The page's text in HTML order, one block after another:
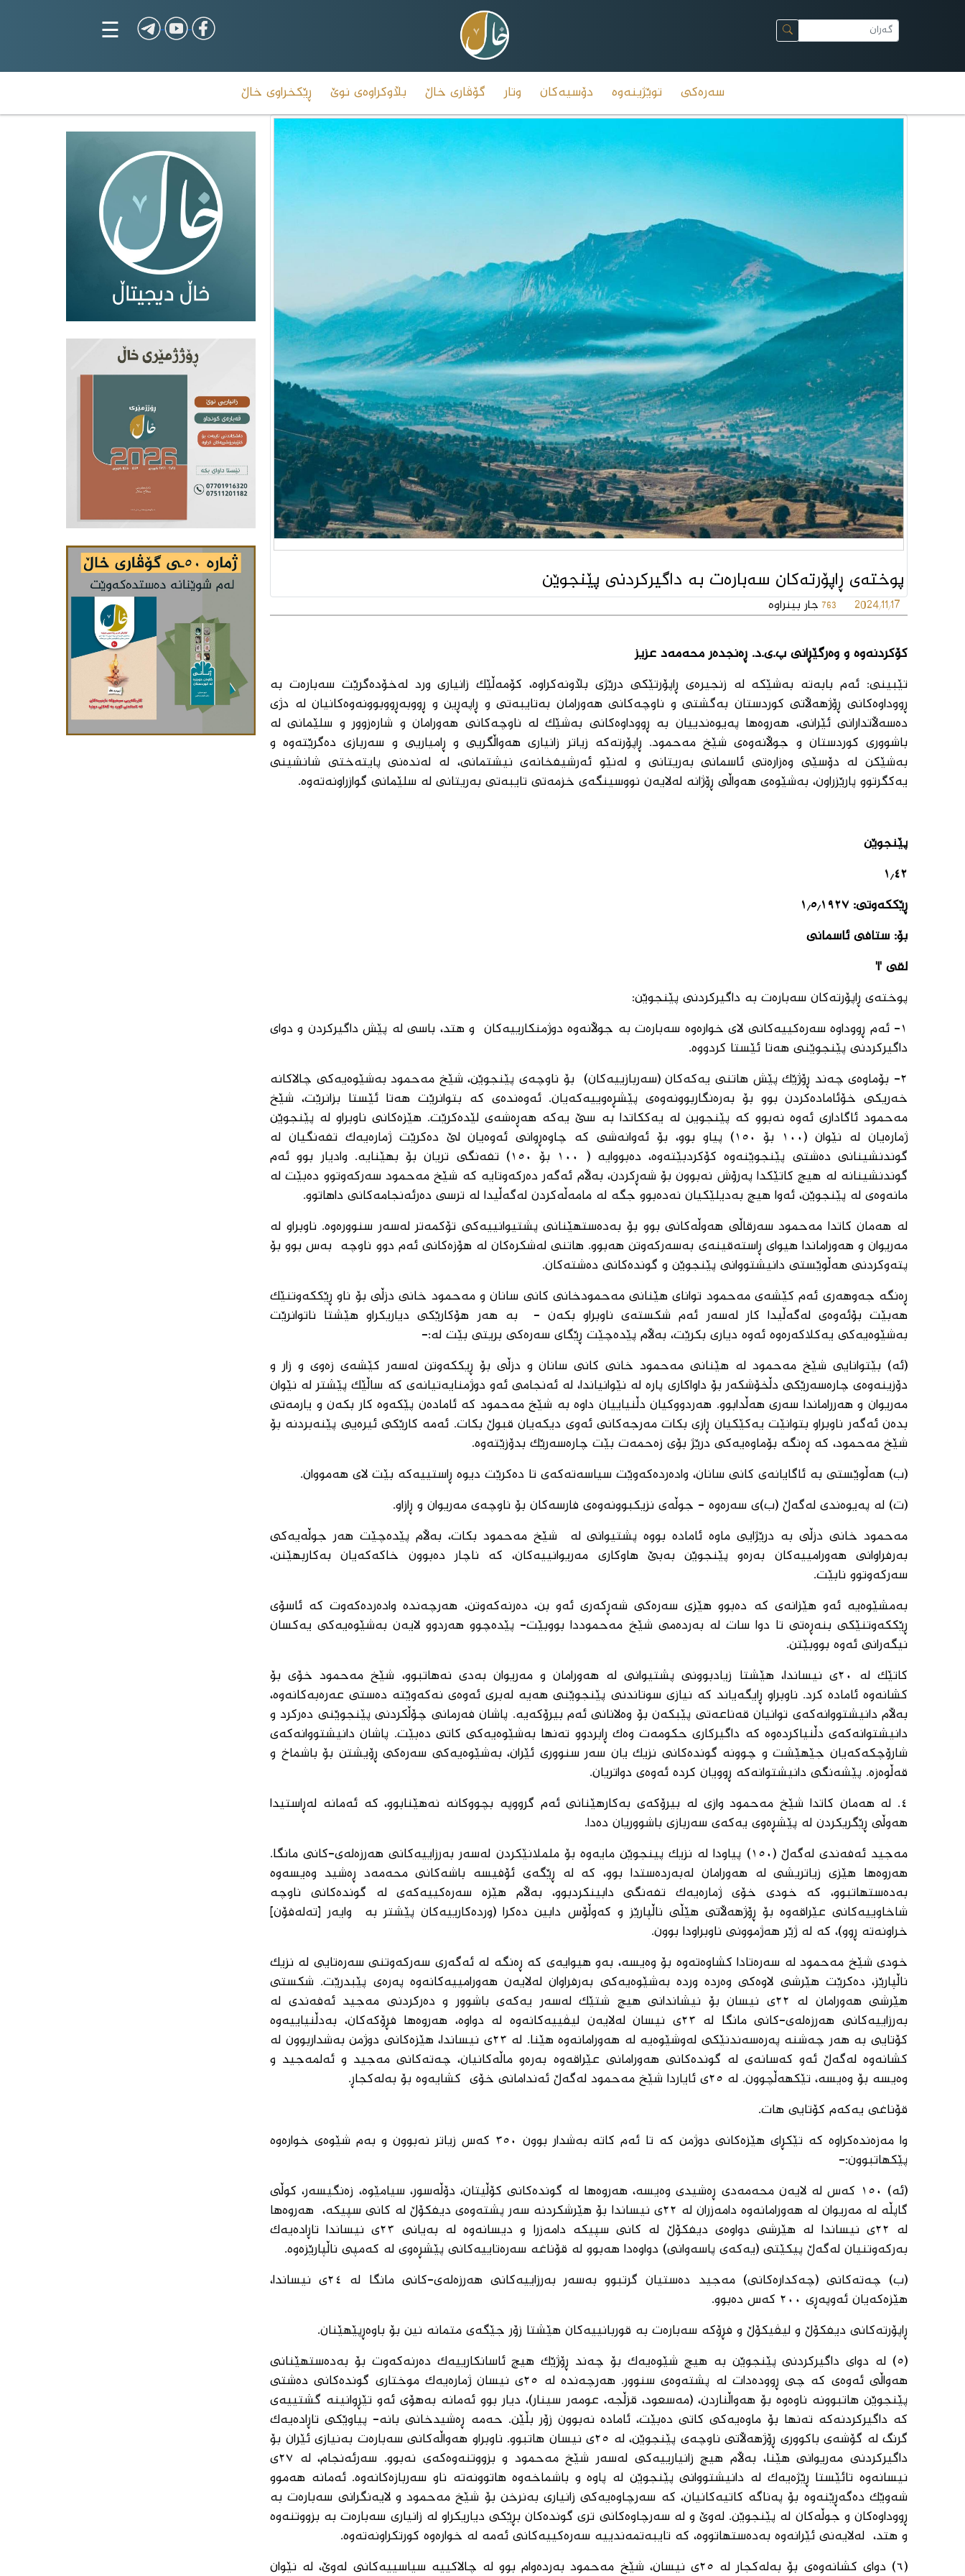
☰
سەرەکی توێژینەوە دۆسیەکان وتار گۆڤاری خاڵ بڵاوکراوەی نوێ ڕێکخراوی خاڵ
پوختەی ڕاپۆرتەکان سەبارەت بە داگیرکردنی پێنجوێن
2024/11/17
763جار بینراوە
کۆکردنەوە و وەرگێڕانی پ.ی.د. ڕەنجدەر محەمەد عزیز
تێبینی: ئەم بابەتە بەشێکە لە زنجیرەی ڕاپۆرتێکی درێژی بڵاونەکراوە، کۆمەڵێک زانیاری ورد لەخۆدەگرێت سەبارەت بە
ڕووداوەکانی ڕۆژهەڵاتی کوردستان بەگشتی و ناوچەکانی هەورامان بەتایبەتی و ڕاپەڕین و ڕووبەڕووبوونەوەکانیان لە دژی
دەسەڵاتدارانی ئێرانی، هەروەها پەیوەندییان بە ڕووداوەکانی بەشێک لە ناوچەکانی هەورامان و شارەزوور و سلێمانی لە
باشووری کوردستان و جوڵانەوەی شێخ مەحمود. ڕاپۆرتەکە زیاتر زانیاری هەواڵگریی و ڕامیاریی و سەربازی دەگرێتەوە و
بەشێکن لە دۆسێی وەزارەتی ئاسمانی بەریتانی و لەنێو ئەرشیفخانەی نیشتمانی، لە لەندەنی پایتەختی شانشینی
یەکگرتوو پارێزراون، بەشێوەی هەواڵی ڕۆژانە لەلایەن نووسینگەی خزمەتی تایبەتی بەریتانی لە سلێمانی گوازراونەتەوە.
پێنجوێن
١/٤٢
ڕێککەوتی: ١/٥/١٩٢٧
بۆ: ستافی ئاسمانی
لقی 'ا'
پوختەی ڕاپۆرتەکان سەبارەت بە داگیرکردنی پێنجوێن:
١- ئەم ڕووداوە سەرەکییەکانی لای خوارەوە سەبارەت بە جوڵانەوە دوژمنکارییەکان و هتد، باسی لە پێش داگیرکردن و دوای
داگیرکردنی پێنجوێنی هەتا ئێستا کردووە.
٢- بۆماوەی چەند ڕۆژێک پێش هاتنی یەکەکان (سەربازییەکان) بۆ ناوچەی پێنجوێن، شێخ مەحمود بەشێوەیەکی چالاکانە
خەریکی خۆئامادەکردن بوو بۆ بەرەنگاربوونەوەی پێشڕەوییەکەیان. ئەوەندەی کە بتوانرێت هەتا ئێستا بزانرێت، شێخ
مەحمود ئاگاداری ئەوە نەبوو کە پێنجوین لە یەککاتدا بە سێ یەکە هەڕەشەی لێدەکرێت. هێزەکانی ناوبراو لە پێنجوێن
ژمارەیان لە نێوان (١٠٠ بۆ ١٥٠) پیاو بوو، بۆ ئەوانەشی کە چاوەڕوانی ئەوەیان لێ دەکرێت ژمارەیەک تفەنگیان لە
گوندنشینانی دەشتی پێنجوێنەوە کۆکردبێتەوە، دەبووایە ( ١٠٠ بۆ ١٥٠) تفەنگی تریان بۆ بهێنایە. وادیار بوو ئەم
گوندنشینانە لە هیچ کاتێکدا پەرۆش نەبوون بۆ شەڕکردن، بەڵام ئەگەر دەرکەوتایە کە شێخ مەحمود سەرکەوتوو دەبێت لە
مانەوەی لە پێنجوێن، ئەوا هیچ بەدیلێکیان نەدەبوو جگە لە مامەڵەکردن لەگەڵیدا لە ترسی دەرئەنجامەکانی داهاتوو.
لە هەمان کاتدا مەحمود سەرقاڵی هەوڵەکانی بوو بۆ بەدەستهێنانی پشتیوانییەکی تۆکمەتر لەسەر سنوورەوە. ناوبراو لە
مەریوان و هەوراماندا هیوای ڕاستەقینەی بەسەرکەوتن هەبوو. هاتنی لەشکرەکان لە هۆزەکانی ئەم دوو ناوچە بەس بوو بۆ
پتەوکردنی هەڵوێستی دانیشتووانی پێنجوێن و گوندەکانی دەشتەکان.
ڕەنگە جەوهەری ئەم کێشەی مەحمود توانای هێنانی مەحمودخانی کانی سانان و مەحمود خانی دزڵی بۆ ناو ڕێککەوتنێک
هەبێت بۆئەوەی لەگەڵیدا کار لەسەر ئەم شکستەی ناوبراو بکەن - بە هەر هۆکارێکی دیاریکراو هێشتا ناتوانرێت
بەشێوەیەکی یەکلاکەرەوە ئەوە دیاری بکرێت، بەڵام پێدەچێت ڕێگای سەرەکی بریتی بێت لە:-
(ئە) بێتوانایی شێخ مەحمود لە هێنانی مەحمود خانی کانی سانان و دزڵی بۆ ڕیککەوتن لەسەر کێشەی زەوی و زار و
دۆزینەوەی چارەسەرێکی دڵخۆشکەر بۆ داواکاری پارە لە نێوانیاندا، لە ئەنجامی ئەو دوژمنایەتیانەی کە ساڵێک پێشتر لە نێوان
مەریوان و هەرراماندا سەری هەڵدابوو. هەردووکیان دڵنیاییان داوە بە شێخ مەحمود کە ئامادەن پێکەوە کار بکەن و یارمەتی
بدەن ئەگەر ناوبراو بتوانێت یەکێکیان ڕازی بکات مەرجەکانی ئەوی دیکەیان قبوڵ بکات. ئەمە کارێکی ئیرەیی پێنەبردنە بۆ
شێخ مەحمود، کە ڕەنگە بۆماوەیەکی درێژ بۆی زەحمەت بێت چارەسەرێک بدۆزێتەوە.
(ب) هەڵوێستی بە ئاگایانەی کانی سانان، وادەردەکەوێت سیاسەتەکەی تا دەکرێت دیوە ڕاستییەکە بێت لای هەمووان.
(ت) لە پەیوەندی لەگەڵ (ب)ی سەرەوە - جوڵەی نزیکبوونەوەی فارسەکان بۆ ناوچەی مەریوان و ڕازاو.
مەحمود خانی دزڵی بە درێژایی ماوە ئامادە بووە پشتیوانی لە شێخ مەحمود بکات، بەڵام پێدەچێت هەر جوڵەیەکی
بەرفراوانی هەورامییەکان بەرەو پێنجوێن بەبێ هاوکاری مەریوانییەکان، کە ناچار دەبوون خاکەکەیان بەکاربهێنن،
سەرکەوتوو نابێت.
بەمشێوەیە ئەو هێزانەی کە دەبوو هێزی سەرەکی شەڕکەری ئەو بن، دەرنەکەوتن، هەرچەندە وادەردەکەوت کە ئاسۆی
ڕێککەوتنێکی بنەڕەتی تا دوا سات لە بەردەمی شێخ مەحموددا بووبێت- پێدەچوو هەردوو لایەن بەشێوەیەکی یەکسان
نیگەرانی ئەوە بووبێتن.
کاتێک لە ٢٠ی نیساندا، هێشتا زیادبوونی پشتیوانی لە هەورامان و مەریوان بەدی نەهاتبوو، شێخ مەحمود خۆی بۆ
کشانەوە ئامادە کرد. ناوبراو ڕایگەیاند کە نیازی سوتاندنی پێنجوێنی هەیە لەبری ئەوەی نەکەوێتە دەستی عەرەبەکانەوە،
بەڵام دانیشتووانەکەی توانیان قەناعەتی پێبکەن بۆ وەلانانی ئەم بیرۆکەیە. پاشان فەرمانی چۆڵکردنی پێنجوێنی دەرکرد و
دانیشتوانەکەی دڵنیاکردەوە کە داگیرکاری حکومەت وەک ڕابردوو تەنها بەشێوەیەکی کاتی دەبێت. پاشان دانیشتووانەکەی
شارۆچکەکەیان جێهێشت و چوونە گوندەکانی نزیک یان سەر سنووری ئێران، بەشێوەیەکی سەرەکی ڕۆیشتن بۆ باشماخ و
قەڵوەزە. پێشەنگی دانیشتوانەکە ڕوویان کردە ئەوەی دواتریان.
٤. لە هەمان کاتدا شێخ مەحمود وازی لە بیرۆکەی بەکارهێنانی ئەم گرووپە بچووکانە نەهێنابوو، کە ئەمانە لەڕاستیدا
هەوڵی ڕێگریکردن لە پێشڕەوی یەکەی سەربازی باشووریان دەدا.
مەجید ئەفەندی لەگەڵ (١٥٠) پیاودا لە نزیک پینجوێن مایەوە بۆ ململانێکردن لەسەر بەرزاییەکانی هەرزەلەی-کانی مانگا.
هەروەها هێزی زیاتریشی لە هەورامان لەبەردەستدا بوو، کە لە ڕێگەی ئۆفیسە باشەکانی محەمەد ڕەشید وەیسەوە
بەدەستهاتبوو، کە خودی خۆی ژمارەیەک تفەنگی دابینکردبوو، بەڵام هێزە سەرەکییەکەی لە گوندەکانی ناوچە
شاخاوییەکانی عێراقەوە بۆ ڕۆژهەڵاتی هێڵی ناڵپارێز و کەوڵۆس دابین دەکرا (وردەکارییەکان پێشتر بە وایەر [تەلەفۆن]
خراونەتە ڕوو)، کە لە ژێر هەژموونی ناوبراودا بوون.
خودی شێخ مەحمود لە سەرەتادا کشاوەتەوە بۆ وەیسە، بەو هیوایەی کە ڕەنگە لە ئەگەری سەرکەوتنی سەرەتایی لە نزیک
ناڵپارێز، دەکرێت هێرشی لاوەکی وەردە وردە بەشێوەیەکی بەرفراوان لەلایەن هەورامییەکانەوە پەرەی پێبدرێت. شکستی
هێرشی هەورامان لە ٢٢ی نیسان بۆ نیشاندانی هیچ شتێک لەسەر یەکەی باشوور و دەرکردنی مەجید ئەفەندی لە
بەرزاییەکانی هەرزەلەی-کانی مانگا لە ٢٣ی نیسان لەلایەن لیڤییەکانەوە لە دواوە، هەروەها فڕۆکەکان، بەدڵنیاییەوە
کۆتایی بە هەر چەشنە پەرەسەندنێکی لەوشێوەیە لە هەورامانەوە هێنا. لە ٢٣ی نیساندا، هێزەکانی دوژمن بەشداربوون لە
کشانەوە لەگەڵ ئەو کەسانەی لە گوندەکانی هەورامانی عێراقەوە بەرەو ماڵەکانیان، چەتەکانی مەجید و ئەلمەجید و
وەیسە بۆ وەیسە، تێکهەڵچوون. لە ٢٥ی ئایاردا شێخ مەحمود لەگەڵ ئەندامانی خۆی کشایەوە بۆ بەلەکجاڕ.
قۆناغی یەکەم کۆتایی هات.
وا مەزەندەکراوە کە تێکڕای هێزەکانی دوژمن کە تا ئەم کاتە بەشدار بوون ٣٥٠ کەس زیاتر نەبوون و بەم شێوەی خوارەوە
پێکهاتبوون:-
(ئە) ١٥٠ کەس لە لایەن محەمەدی ڕەشیدی وەیسە، هەروەها لە گوندەکانی کۆڵیتان، دۆڵەسور، سیامێوە، زەنگیسەر، کوڵی
گاپڵە لە مەریوان لە هەورامانەوە دامەزران لە ٢٢ی نیساندا بۆ هێرشکردنە سەر پشتەوەی دیفکۆڵ لە کانی سپیکە، هەروەها
لە ٢٢ی نیساندا لە هێرشی دواوەی دیفکۆڵ لە کانی سپیکە دامەزرا و دیسانەوە لە بەیانی ٢٣ی نیساندا تاڕادەیەک
بەرکەوتنیان لەگەڵ پیکێتی (یەکەی پاسەوانی) دواوەدا هەبوو لە قۆناغە سەرەتاییەکانی پێشڕەوی لە کەمپی ناڵپارێزەوە.
(ب) چەتەکانی (چەکدارەکانی) مەجید دەستیان گرتبوو بەسەر بەرزاییەکانی هەرزەلەی-کانی مانگا لە ٢٤ی نیساندا،
هێزەکەیان ئەوپەڕی ٢٠٠ کەس دەبوو.
ڕاپۆرتەکانی دیفکۆڵ و لیڤیکۆڵ و فڕۆکە سەبارەت بە قوربانییەکان هێشتا زۆر جێگەی متمانە نین بۆ باوەڕپێهێنان.
(٥) لە دوای داگیرکردنی پێنجوێن بە هیچ شێوەیەک بۆ چەند ڕۆژێک هیچ ئاسانکارییەک دەرنەکەوت بۆ بەدەستهێنانی
هەواڵی ئەوەی کە چی ڕوودەدات لە پشتەوەی سنوور. هەرچەندە لە ٢٥ی نیسان ژمارەیەک موختاری گوندەکانی دەشتی
پێنجوێن هاتبوونە ناوەوە بۆ هەواڵناردن، (مەسعود، قزڵجە، عومەر سینار)، دیار بوو ئەمانە بەهۆی ئەو تێڕوانینە گشتییەی
کە داگیرکردنەکە تەنها بۆ ماوەیەکی کاتی دەبێت، ئامادە نەبوون زۆر بڵێن. حەمە ڕەشیدخانی بانە- پیاوێکی تاڕادەیەک
گرنگ لە گۆشەی باکووری ڕۆژهەڵاتی ناوچەی پێنجوێن، لە ٢٥ی نیسان هاتبوو. ناوبراو هەواڵەکانی سەبارەت بەنیازی ئێران بۆ
داگیرکردنی مەریوانی هێنا، بەڵام هیچ زانیارییەکی لەسەر شێخ مەحمود و بزووتنەوەکەی نەبوو. سەرئەنجام، لە ٢٧ی
نیسانەوە تائێستا ڕێژەیەک لە دانیشتووانی پێنجوێن لە پاوە و باشماخەوە هاتوونەتە ناو سەربازەکانەوە. ئەمانە هەموو
شەوێک دەگەڕێنەوە بۆ پەناگە کاتیەکانیان، کە سەرچاوەیەکی زانیاری بەنرخن بۆ شێخ مەحمود و لایەنگرانی سەبارەت بە
ڕووداوەکان و جوڵەکان لە پێنجوێن. لەوێ و لە سەرچاوەکانی تری گوندەکان بڕێکی دیاریکراو لە زانیاری سەبارەت بە بزووتنەوە
و هتد، لەلایەنی ئێرانەوە بەدەستهاتووە، کە تایبەتمەندییە سەرەکییەکانی ئەمە لە خوارەوە کورتکراونەتەوە.
(٦) دوای كشانەوەی بۆ بەلەکجار لە ٢٥ی نیسان، شێخ مەحمود بەردەوام بوو لە چالاکییە سیاسییەکانی لەوێ، لە نێوان